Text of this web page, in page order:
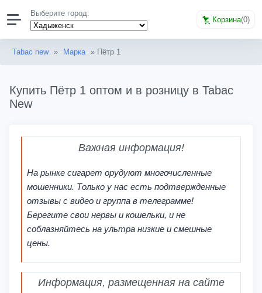
Выберите город:
Корзина(0)
Tabac new » Марка » Пётр 1
Купить Пётр 1 оптом и в розницу в Tabac
New
Важная информация!
На рынке сигарет орудуют многочисленные
мошенники. Только у нас есть подтвержденные
отзывы с видео и группа в телеграмме!
Берегите свои нервы и кошельки, и не
соблазняйтесь на ультра низкие и смешные
цены.
Информация, размещенная на сайте